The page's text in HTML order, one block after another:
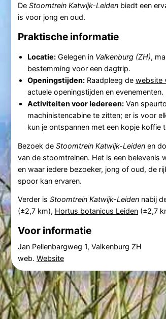
De Stoomtrein Katwijk-Leidenbiedt een
is voor jong en oud.
Praktische informatie
Locatie:Gelegen in Valkenburg (ZH),
bestemming voor een dagtrip.
Openingstijden:Raadpleeg de website
actuele openingstijden en evenementen.
Activiteiten voor Iedereen:Van
machinistencabine te zitten; er is voor
kun je ontspannen met een kopje koffie
Bezoek de Stoomtrein Katwijk-Leidenen
van de stoomtreinen. Het is een belevenis
en waar iedere bezoeker, jong of oud, de
spoor kan ervaren.
Verder is Stoomtrein Katwijk-Leidennabij
(±2,7 km), Hortus botanicus Leiden(±2,7
Voor informatie
Jan Pellenbargweg 1, Valkenburg ZH
web. Website